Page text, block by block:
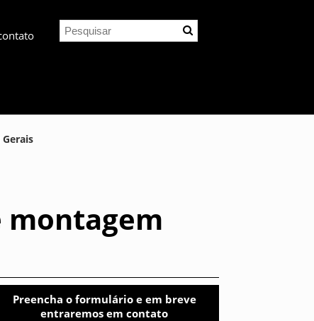
montagem
Preencha o formulário e em breve
entraremos em contato